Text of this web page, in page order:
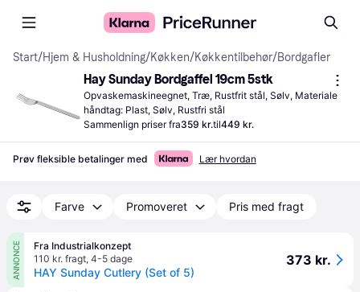
Start/Hjem & Husholdning/Køkken/Køkkentilbehør/Bordgafler
Hay Sunday Bordgaffel 19cm 5stk
Opvaskemaskineegnet, Træ, Rustfrit stål, Sølv, Materiale
håndtag: Plast, Sølv, Rustfri stål
Sammenlign priser fra359 kr.til449 kr.
Prøv fleksible betalinger med Lær hvordan
Farve Promoveret Pris med fragt
ANNONCE
Fra Industrialkonzept
110 kr. fragt, 4-5 dage
HAY Sunday Cutlery (Set of 5)
373 kr.